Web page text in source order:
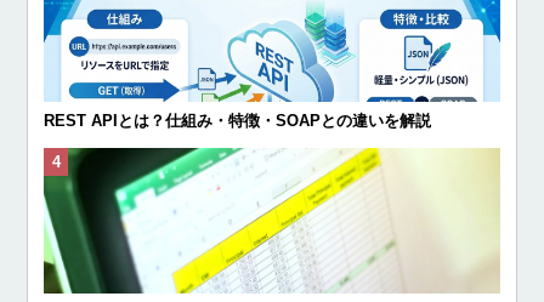
REST APIとは？仕組み・特徴・SOAPとの違いを解説